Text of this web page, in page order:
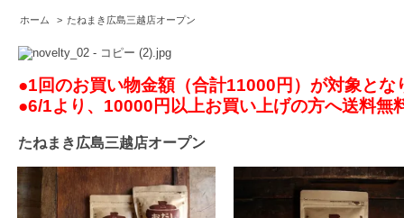
ホーム > たねまき広島三越店オープン
●1回のお買い物金額（合計11000円）が対象とな
●6/1より、10000円以上お買い上げの方へ送料無
たねまき広島三越店オープン